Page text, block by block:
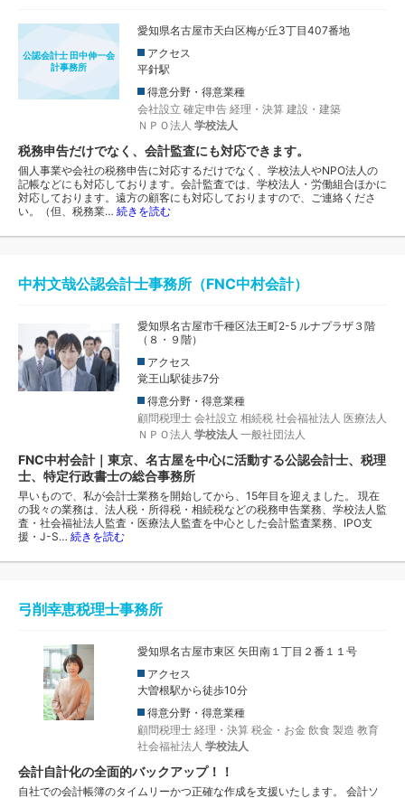
公認会計士 田中伸一会
計事務所
愛知県名古屋市天白区梅が丘3丁目407番地
アクセス
平針駅
得意分野・得意業種
会社設立 確定申告 経理・決算 建設・建築
ＮＰＯ法人 学校法人
税務申告だけでなく、会計監査にも対応できます。
個人事業や会社の税務申告に対応するだけでなく、学校法人やNPO法人の
記帳などにも対応しております。会計監査では、学校法人・労働組合ほかに
対応しております。遠方の顧客にも対応しておりますので、ご連絡くださ
い。（但、税務業… 続きを読む
中村文哉公認会計士事務所（FNC中村会計）
愛知県名古屋市千種区法王町2-5 ルナプラザ３階
（８・９階）
アクセス
覚王山駅徒歩7分
得意分野・得意業種
顧問税理士 会社設立 相続税 社会福祉法人 医療法人
ＮＰＯ法人 学校法人 一般社団法人
FNC中村会計｜東京、名古屋を中心に活動する公認会計士、税理
士、特定行政書士の総合事務所
早いもので、私が会計士業務を開始してから、15年目を迎えました。 ​現在
の我々の業務は、法人税・所得税・相続税などの税務申告業務、学校法人監
査・社会福祉法人監査・医療法人監査を中心とした会計監査業務、IPO支
援・J-S… 続きを読む
弓削幸恵税理士事務所
愛知県名古屋市東区 矢田南１丁目２番１１号
アクセス
大曽根駅から徒歩10分
得意分野・得意業種
顧問税理士 経理・決算 税金・お金 飲食 製造 教育
社会福祉法人 学校法人
会計自計化の全面的バックアップ！！
自社での会計帳簿のタイムリーかつ正確な作成を支援いたします。 会計ソ